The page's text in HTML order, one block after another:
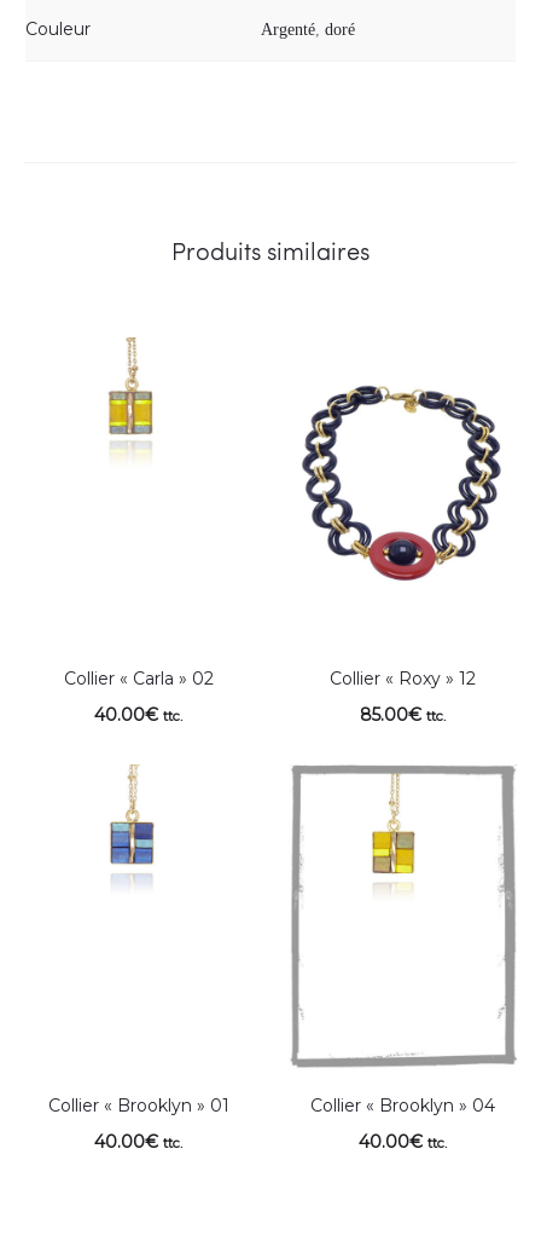
Couleur Argenté doré
Produits similaires
Collier « Carla » 02
40.00€ ttc.
Collier « Roxy » 12
85.00€ ttc.
Collier « Brooklyn » 01
40.00€ ttc.
Collier « Brooklyn » 04
40.00€ ttc.